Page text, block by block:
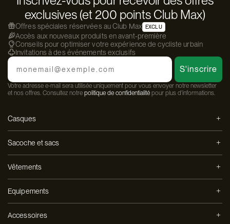
exclusives (et 200 points Club Max)
Offres spéciales réservées au Club Max EXCLU
Accès aux nouveaux produits en avant-première
Conseils pour optimiser votre expérience de cycliste urbain
Invitations à des événements exclusifs
Email
S'inscrire
Votre adresse e-mail sera utilisée uniquement pour vous envoyer notre newsletter
et nos offres. Consultez notre politique de confidentialité pour plus d'informations.
Casques
Sacoche et sacs
Vêtements
Equipements
Accessoires